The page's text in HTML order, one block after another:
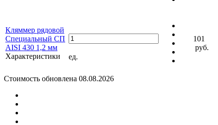
Кляммер рядовой
Специальный СП
AISI 430 1,2 мм
Характеристики
ед.
101
руб.
Стоимость обновлена 08.08.2026